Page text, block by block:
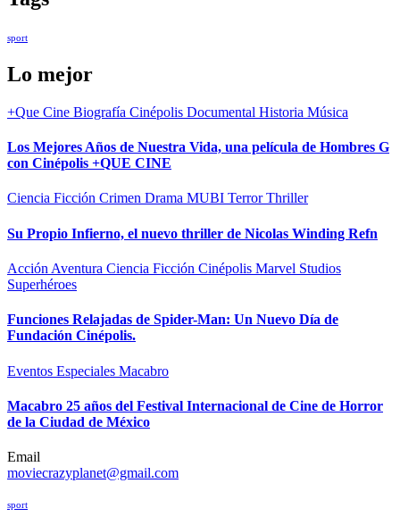
sport
Lo mejor
+Que Cine Biografía Cinépolis Documental Historia Música
Los Mejores Años de Nuestra Vida, una película de Hombres G
con Cinépolis +QUE CINE
Ciencia Ficción Crimen Drama MUBI TerrorThriller
Su Propio Infierno, el nuevo thriller de Nicolas Winding Refn
Acción Aventura Ciencia Ficción Cinépolis Marvel Studios
Superhéroes
Funciones Relajadas de Spider-Man: Un Nuevo Día de
Fundación Cinépolis.
Eventos Especiales Macabro
Macabro 25 años del Festival Internacional de Cine de Horror
de la Ciudad de México
Email
moviecrazyplanet@gmail.com
sport